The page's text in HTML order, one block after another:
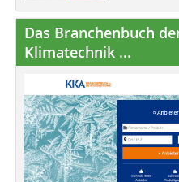
Das Branchenbuch
Klimatechnik ...